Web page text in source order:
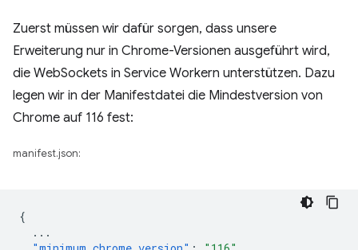
Zuerst müssen wir dafür sorgen, dass unsere
Erweiterung nur in Chrome-Versionen ausgeführt wird,
die WebSockets in Service Workern unterstützen. Dazu
legen wir in der Manifestdatei die Mindestversion von
Chrome auf 116 fest:
manifest.json:
{
...